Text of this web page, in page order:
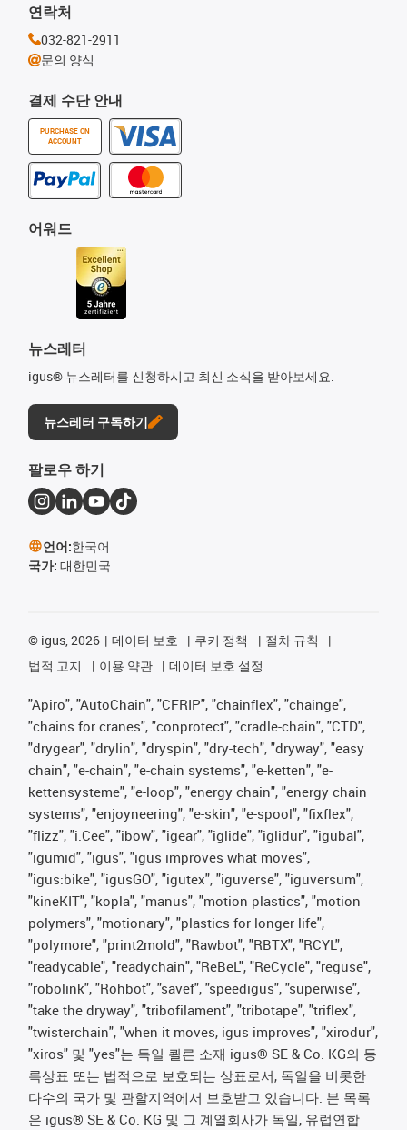
결제 수단 안내
PURCHASE ON
ACCOUNT
어워드
뉴스레터
igus® 뉴스레터를 신청하시고 최신 소식을 받아보세요.
뉴스레터 구독하기
연락처
032-821-2911
문의 양식
팔로우 하기
언어:한국어
국가: 대한민국
© igus, 2026 데이터 보호 쿠키 정책
절차 규칙
법적 고지
이용 약관 데이터 보호 설정
"Apiro", "AutoChain", "CFRIP", "chainflex", "chainge",
"chains for cranes", "conprotect", "cradle-chain", "CTD",
"drygear", "drylin", "dryspin", "dry-tech", "dryway", "easy
chain", "e-chain", "e-chain systems", "e-ketten", "e-
kettensysteme", "e-loop", "energy chain", "energy chain
systems", "enjoyneering", "e-skin", "e-spool", "fixflex",
"flizz", "i.Cee", "ibow", "igear", "iglide", "iglidur", "igubal",
"igumid", "igus", "igus improves what moves",
"igus:bike", "igusGO", "igutex", "iguverse", "iguversum",
"kineKIT", "kopla", "manus", "motion plastics", "motion
polymers", "motionary", "plastics for longer life",
"polymore", "print2mold", "Rawbot", "RBTX", "RCYL",
"readycable", "readychain", "ReBeL", "ReCycle", "reguse",
"robolink", "Rohbot", "savef", "speedigus", "superwise",
"take the dryway", "tribofilament", "tribotape", "triflex",
"twisterchain", "when it moves, igus improves", "xirodur",
"xiros" 및 "yes"는 독일 쾰른 소재 igus® SE & Co. KG의 등
록상표 또는 법적으로 보호되는 상표로서, 독일을 비롯한
다수의 국가 및 관할지역에서 보호받고 있습니다. 본 목록
은 igus® SE & Co. KG 및 그 계열회사가 독일, 유럽연합